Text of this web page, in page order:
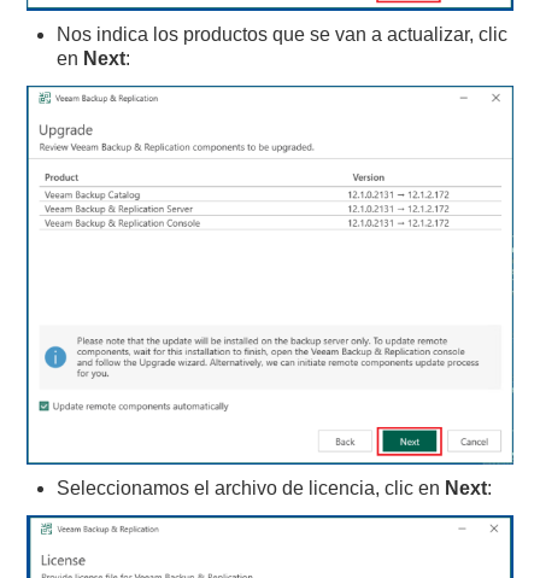
Nos indica los productos que se van a actualizar, clic
en Next:
Seleccionamos el archivo de licencia, clic en Next: